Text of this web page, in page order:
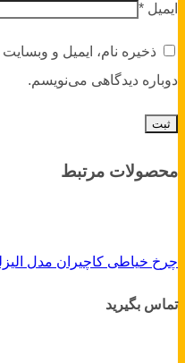
ایمیل *
ذخیره نام، ایمیل و
دوباره دیدگاهی می‌نویسم.
محصولات مرتبط
چرخ خیاطی کاچیران مدل الیزلبت
تماس بگیرید